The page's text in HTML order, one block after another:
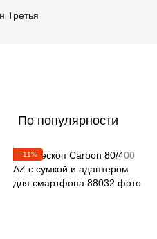
По популярности
−11%